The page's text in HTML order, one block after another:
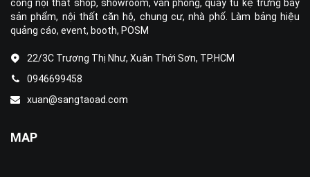
công nội thất shop, showroom, văn phòng, quầy tủ kệ trưng bày
sản phẩm, nội thất căn hộ, chung cư, nhà phố. Làm bảng hiệu
quảng cáo, event, booth, POSM
22/3C Trương Thị Như, Xuân Thới Sơn, TP.HCM
0946699458
xuan@sangtaoad.com
MAP